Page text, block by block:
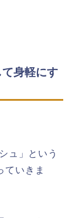
身軽にす
ュ」という
ていきま